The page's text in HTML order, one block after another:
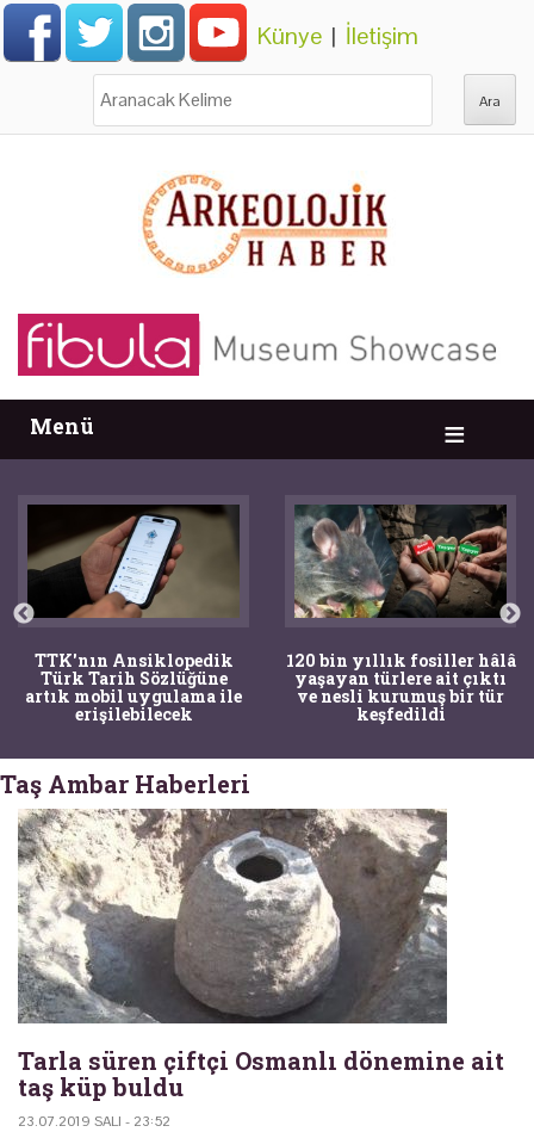
Künye | İletişim
Menü
TTK'nın Ansiklopedik
Türk Tarih Sözlüğüne
artık mobil uygulama ile
erişilebilecek
120 bin yıllık fosiller hâlâ
yaşayan türlere ait çıktı
ve nesli kurumuş bir tür
keşfedildi
Taş Ambar Haberleri
Tarla süren çiftçi Osmanlı dönemine ait
taş küp buldu
23.07.2019 SALI - 23:52